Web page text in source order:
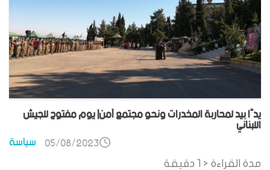
يدًا بيد لمحاربة المخدرات ونحو مجتمع آمن| يوم مفتوح للجيش
اللبناني
سياسة 05/08/2023
مدة القراءة < 1
دقيقة